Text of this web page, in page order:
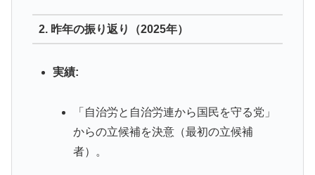
2. 昨年の振り返り（2025年）
実績:
「自治労と自治労連から国民を守る党」
からの立候補を決意（最初の立候補
者）。